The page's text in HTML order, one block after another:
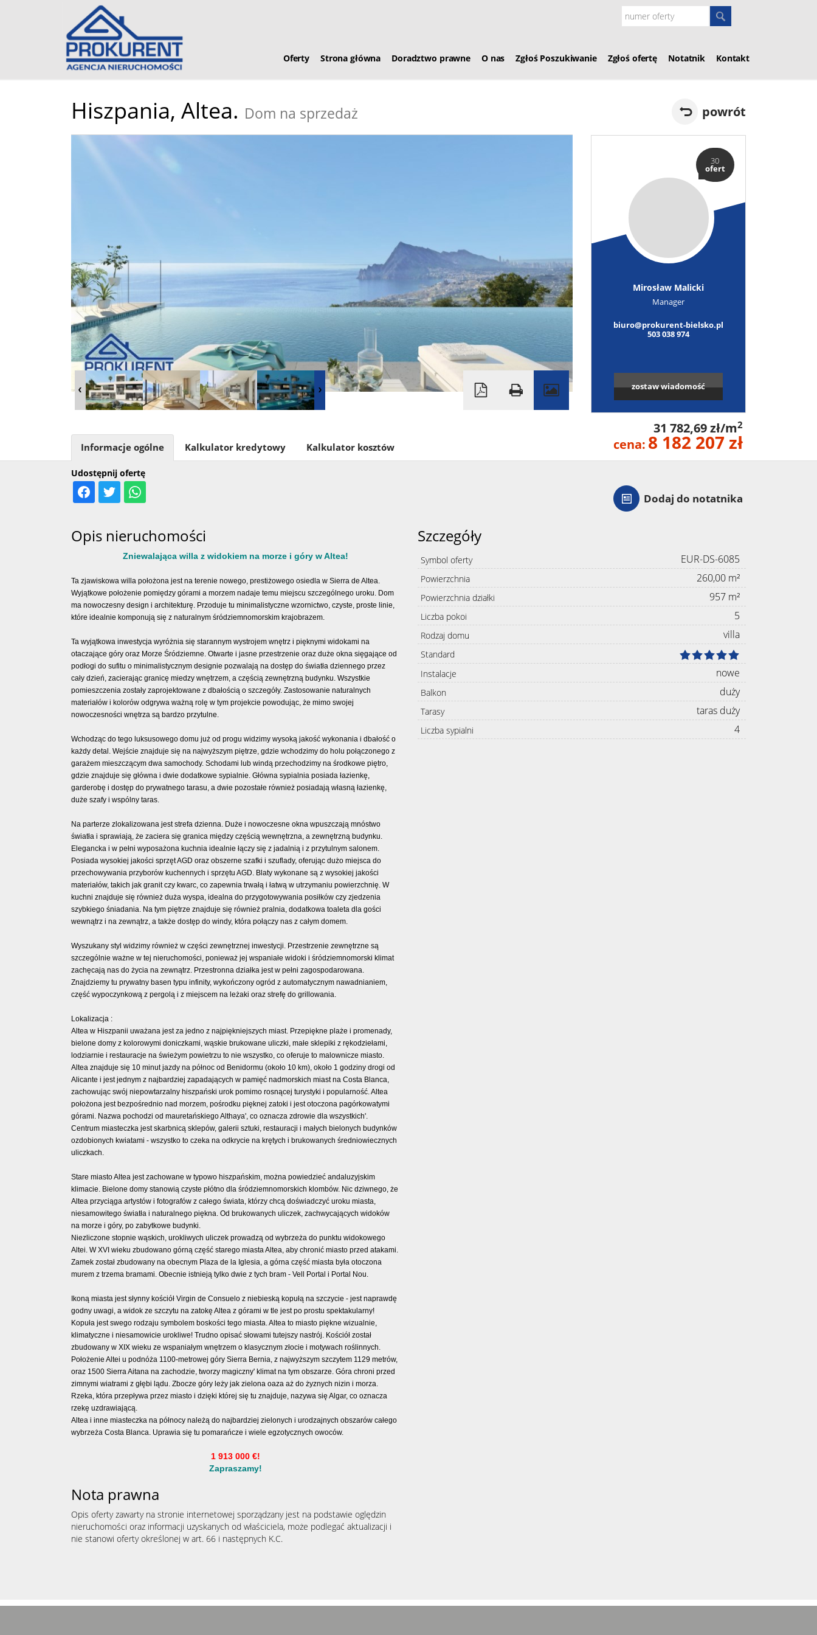
Oferty Strona główna Doradztwo prawne O nas Zgłoś Poszukiwanie Zgłoś ofertę Notatnik Kontakt
Hiszpania, Altea. Dom na sprzedaż powrót
30
ofert
Mirosław Malicki
Manager
biuro@prokurent-bielsko.pl
503 038 974
zostaw wiadomość
31 782,69 zł/m2
cena: 8 182 207 zł
Dodaj do notatnika
Udostępnij ofertę
Informacje ogólne Kalkulator kredytowy Kalkulator kosztów
Opis nieruchomości
Zniewalająca willa z widokiem na morze i góry w Altea!
Ta zjawiskowa willa położona jest na terenie nowego, prestiżowego osiedla w Sierra de Altea.
Wyjątkowe położenie pomiędzy górami a morzem nadaje temu miejscu szczególnego uroku. Dom
ma nowoczesny design i architekturę. Przoduje tu minimalistyczne wzornictwo, czyste, proste linie,
które idealnie komponują się z naturalnym śródziemnomorskim krajobrazem.
Ta wyjątkowa inwestycja wyróżnia się starannym wystrojem wnętrz i pięknymi widokami na
otaczające góry oraz Morze Śródziemne. Otwarte i jasne przestrzenie oraz duże okna sięgające od
podłogi do sufitu o minimalistycznym designie pozwalają na dostęp do światła dziennego przez
cały dzień, zacierając granicę miedzy wnętrzem, a częścią zewnętrzną budynku. Wszystkie
pomieszczenia zostały zaprojektowane z dbałością o szczegóły. Zastosowanie naturalnych
materiałów i kolorów odgrywa ważną rolę w tym projekcie powodując, że mimo swojej
nowoczesności wnętrza są bardzo przytulne.
Wchodząc do tego luksusowego domu już od progu widzimy wysoką jakość wykonania i dbałość o
każdy detal. Wejście znajduje się na najwyższym piętrze, gdzie wchodzimy do holu połączonego z
garażem mieszczącym dwa samochody. Schodami lub windą przechodzimy na środkowe piętro,
gdzie znajduje się główna i dwie dodatkowe sypialnie. Główna sypialnia posiada łazienkę,
garderobę i dostęp do prywatnego tarasu, a dwie pozostałe również posiadają własną łazienkę,
duże szafy i wspólny taras.
Na parterze zlokalizowana jest strefa dzienna. Duże i nowoczesne okna wpuszczają mnóstwo
światła i sprawiają, że zaciera się granica między częścią wewnętrzna, a zewnętrzną budynku.
Elegancka i w pełni wyposażona kuchnia idealnie łączy się z jadalnią i z przytulnym salonem.
Posiada wysokiej jakości sprzęt AGD oraz obszerne szafki i szuflady, oferując dużo miejsca do
przechowywania przyborów kuchennych i sprzętu AGD. Blaty wykonane są z wysokiej jakości
materiałów, takich jak granit czy kwarc, co zapewnia trwałą i łatwą w utrzymaniu powierzchnię. W
kuchni znajduje się również duża wyspa, idealna do przygotowywania posiłków czy zjedzenia
szybkiego śniadania. Na tym piętrze znajduje się również pralnia, dodatkowa toaleta dla gości
wewnątrz i na zewnątrz, a także dostęp do windy, która połączy nas z całym domem.
Wyszukany styl widzimy również w części zewnętrznej inwestycji. Przestrzenie zewnętrzne są
szczególnie ważne w tej nieruchomości, ponieważ jej wspaniałe widoki i śródziemnomorski klimat
zachęcają nas do życia na zewnątrz. Przestronna działka jest w pełni zagospodarowana.
Znajdziemy tu prywatny basen typu infinity, wykończony ogród z automatycznym nawadnianiem,
część wypoczynkową z pergolą i z miejscem na leżaki oraz strefę do grillowania.
Lokalizacja :
Altea w Hiszpanii uważana jest za jedno z najpiękniejszych miast. Przepiękne plaże i promenady,
bielone domy z kolorowymi doniczkami, wąskie brukowane uliczki, małe sklepiki z rękodziełami,
lodziarnie i restauracje na świeżym powietrzu to nie wszystko, co oferuje to malownicze miasto.
Altea znajduje się 10 minut jazdy na północ od Benidormu (około 10 km), około 1 godziny drogi od
Alicante i jest jednym z najbardziej zapadających w pamięć nadmorskich miast na Costa Blanca,
zachowując swój niepowtarzalny hiszpański urok pomimo rosnącej turystyki i popularność. Altea
położona jest bezpośrednio nad morzem, pośrodku pięknej zatoki i jest otoczona pagórkowatymi
górami. Nazwa pochodzi od mauretańskiego Althaya', co oznacza zdrowie dla wszystkich'.
Centrum miasteczka jest skarbnicą sklepów, galerii sztuki, restauracji i małych bielonych budynków
ozdobionych kwiatami - wszystko to czeka na odkrycie na krętych i brukowanych średniowiecznych
uliczkach.
Stare miasto Altea jest zachowane w typowo hiszpańskim, można powiedzieć andaluzyjskim
klimacie. Bielone domy stanowią czyste płótno dla śródziemnomorskich klombów. Nic dziwnego, że
Altea przyciąga artystów i fotografów z całego świata, którzy chcą doświadczyć uroku miasta,
niesamowitego światła i naturalnego piękna. Od brukowanych uliczek, zachwycających widoków
na morze i góry, po zabytkowe budynki.
Niezliczone stopnie wąskich, urokliwych uliczek prowadzą od wybrzeża do punktu widokowego
Altei. W XVI wieku zbudowano górną część starego miasta Altea, aby chronić miasto przed atakami.
Zamek został zbudowany na obecnym Plaza de la Iglesia, a górna część miasta była otoczona
murem z trzema bramami. Obecnie istnieją tylko dwie z tych bram - Vell Portal i Portal Nou.
Ikoną miasta jest słynny kościół Virgin de Consuelo z niebieską kopułą na szczycie - jest naprawdę
godny uwagi, a widok ze szczytu na zatokę Altea z górami w tle jest po prostu spektakularny!
Kopuła jest swego rodzaju symbolem boskości tego miasta. Altea to miasto piękne wizualnie,
klimatyczne i niesamowicie urokliwe! Trudno opisać słowami tutejszy nastrój. Kościół został
zbudowany w XIX wieku ze wspaniałym wnętrzem o klasycznym złocie i motywach roślinnych.
Położenie Altei u podnóża 1100-metrowej góry Sierra Bernia, z najwyższym szczytem 1129 metrów,
oraz 1500 Sierra Aitana na zachodzie, tworzy magiczny' klimat na tym obszarze. Góra chroni przed
zimnymi wiatrami z głębi lądu. Zbocze góry leży jak zielona oaza aż do żyznych nizin i morza.
Rzeka, która przepływa przez miasto i dzięki której się tu znajduje, nazywa się Algar, co oznacza
rzekę uzdrawiającą.
Altea i inne miasteczka na północy należą do najbardziej zielonych i urodzajnych obszarów całego
wybrzeża Costa Blanca. Uprawia się tu pomarańcze i wiele egzotycznych owoców.
1 913 000 €!
Zapraszamy!
Nota prawna
Opis oferty zawarty na stronie internetowej sporządzany jest na podstawie oględzin
nieruchomości oraz informacji uzyskanych od właściciela, może podlegać aktualizacji i
nie stanowi oferty określonej w art. 66 i następnych K.C.
Szczegóły
Symbol oferty EUR-DS-6085
Powierzchnia 260,00 m²
Powierzchnia działki 957 m²
Liczba pokoi 5
Rodzaj domu villa
Standard
Instalacje
nowe
Balkon duży
Tarasy taras duży
Liczba sypialni 4